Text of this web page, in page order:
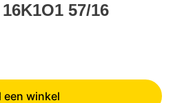
57/16
een winkel